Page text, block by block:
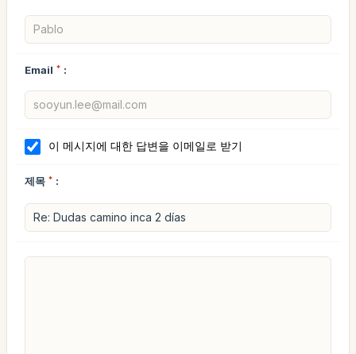
Email * :
이 메시지에 대한 답변을 이메일로 받기
제목 * :